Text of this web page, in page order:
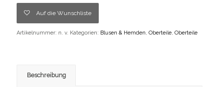
Auf die Wunschliste
Artikelnummer: n. v. Kategorien: Blusen & Hemden, Oberteile, Oberteile
Beschreibung